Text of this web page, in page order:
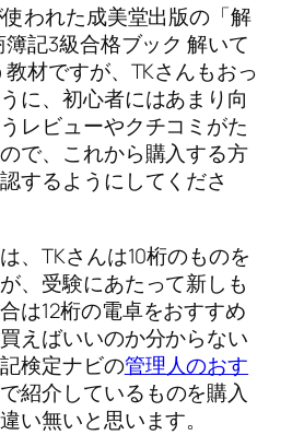
われた成美堂出版の「解
記3級合格ブック 解いて
材ですが、TKさんもおっ
に、初心者にはあまり向
レビューやクチコミがた
で、これから購入する方
するようにしてくださ
、TKさんは10桁のものを
、受験にあたって新しも
は12桁の電卓をおすすめ
えばいいのか分からない
検定ナビの管理人のおす
紹介しているものを購入
い無いと思います。